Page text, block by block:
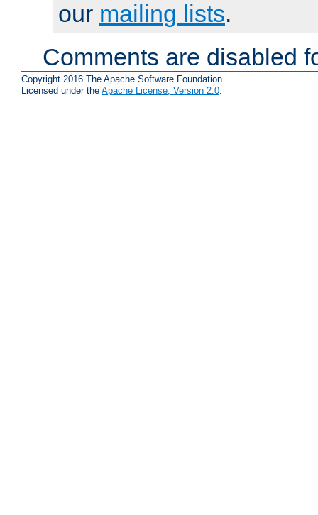
our mailing lists.
Comments are disabled
Copyright 2016 The Apache Software Foundation.
Licensed under the Apache License, Version 2.0